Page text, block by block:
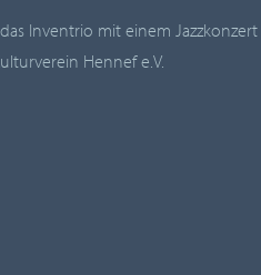
Inventrio mit einem Jazzkonzert
Hennef e.V.